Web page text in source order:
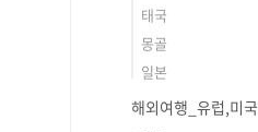
태국
몽골
일본
해외여행_유럽,미국